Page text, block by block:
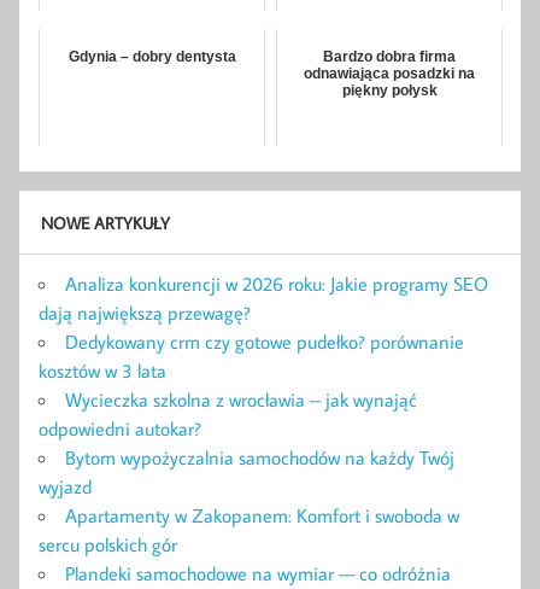
Gdynia – dobry dentysta
Bardzo dobra firma
odnawiająca posadzki na
piękny połysk
NOWE ARTYKUŁY
Analiza konkurencji w 2026 roku: Jakie programy SEO
dają największą przewagę?
Dedykowany crm czy gotowe pudełko? porównanie
kosztów w 3 lata
Wycieczka szkolna z wrocławia – jak wynająć
odpowiedni autokar?
Bytom wypożyczalnia samochodów na każdy Twój
wyjazd
Apartamenty w Zakopanem: Komfort i swoboda w
sercu polskich gór
Plandeki samochodowe na wymiar — co odróżnia